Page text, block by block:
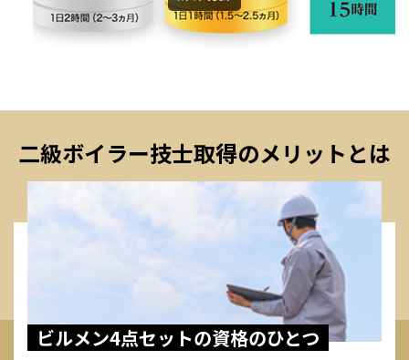
二級ボイラー技士取得のメリットとは
ビルメン4点セットの資格のひとつ